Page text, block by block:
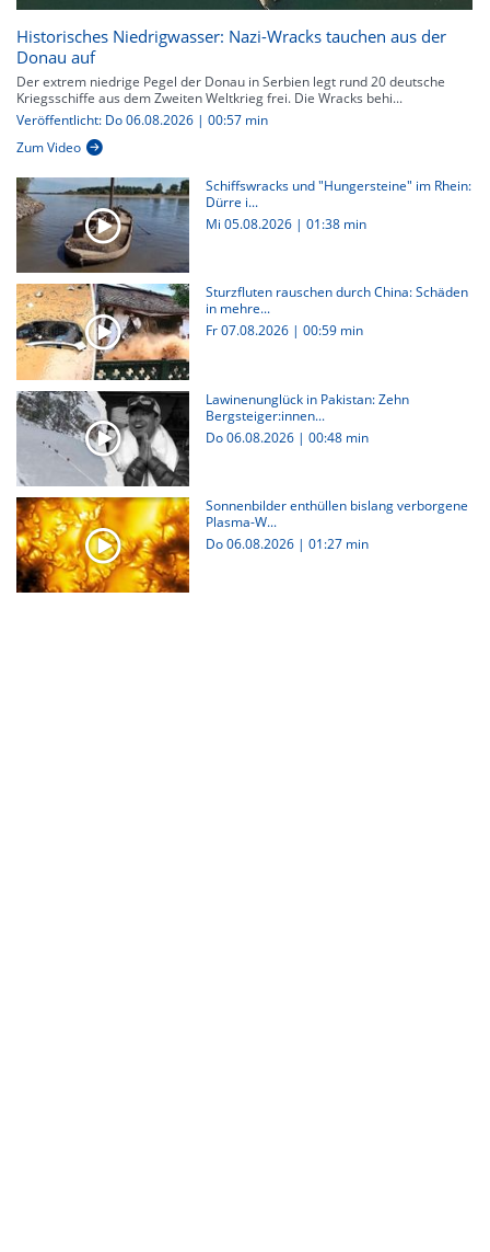
Historisches Niedrigwasser: Nazi-Wracks tauchen aus der
Donau auf
Der extrem niedrige Pegel der Donau in Serbien legt rund 20 deutsche
Kriegsschiffe aus dem Zweiten Weltkrieg frei. Die Wracks behi...
Veröffentlicht: Do 06.08.2026 | 00:57 min
Zum Video
Schiffswracks und "Hungersteine" im Rhein:
Dürre i...
Mi 05.08.2026 | 01:38 min
Sturzfluten rauschen durch China: Schäden
in mehre...
Fr 07.08.2026 | 00:59 min
Lawinenunglück in Pakistan: Zehn
Bergsteiger:innen...
Do 06.08.2026 | 00:48 min
Sonnenbilder enthüllen bislang verborgene
Plasma-W...
Do 06.08.2026 | 01:27 min